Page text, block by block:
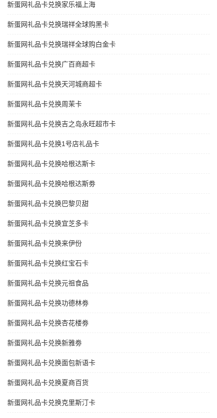
新蛋网礼品卡兑换家乐福上海
新蛋网礼品卡兑换瑞祥全球购黑卡
新蛋网礼品卡兑换瑞祥全球购白金卡
新蛋网礼品卡兑换广百商超卡
新蛋网礼品卡兑换天河城商超卡
新蛋网礼品卡兑换周茉卡
新蛋网礼品卡兑换吉之岛永旺超市卡
新蛋网礼品卡兑换1号店礼品卡
新蛋网礼品卡兑换哈根达斯卡
新蛋网礼品卡兑换哈根达斯劵
新蛋网礼品卡兑换巴黎贝甜
新蛋网礼品卡兑换宜芝多卡
新蛋网礼品卡兑换来伊份
新蛋网礼品卡兑换红宝石卡
新蛋网礼品卡兑换元祖食品
新蛋网礼品卡兑换功德林劵
新蛋网礼品卡兑换杏花楼劵
新蛋网礼品卡兑换新雅劵
新蛋网礼品卡兑换面包新语卡
新蛋网礼品卡兑换夏商百货
新蛋网礼品卡兑换克里斯汀卡